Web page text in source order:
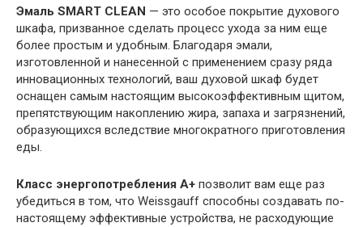
Эмаль SMART CLEAN — это особое покрытие духового
шкафа, призванное сделать процесс ухода за ним еще
более простым и удобным. Благодаря эмали,
изготовленной и нанесенной с применением сразу ряда
инновационных технологий, ваш духовой шкаф будет
оснащен самым настоящим высокоэффективным щитом,
препятствующим накоплению жира, запаха и загрязнений,
образующихся вследствие многократного приготовления
еды.
Класс энергопотребления А+ позволит вам еще раз
убедиться в том, что Weissgauff способны создавать по-
настоящему эффективные устройства, не расходующие